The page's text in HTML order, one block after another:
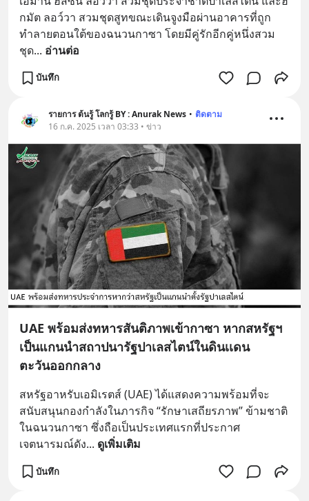
กมัต ลอว์วา สวมชุดสูทขณะเดินจูงมือผ่านอาคารที่ถูก
ทำลายตอนใต้ของฉนวนกาซา โดยมีคู่รักอีกคู่หนึ่งสวม
ชุด... อ่านต่อ
บันทึก
รายการ ต้นรู้ โลกรู้ BY : Anurak News • ติดตาม
16 ก.ค. 2025 เวลา 03:33 • ข่าว
UAE พร้อมส่งทหารสันติภาพเข้ากาซา หากสหรัฐฯ
เป็นแกนนำสถาปนารัฐปาเลสไตน์ในดินเเดน
ตะวันออกกลาง
สหรัฐอาหรับเอมิเรตส์ (UAE) ได้แสดงความพร้อมที่จะ
สนับสนุนกองกำลังในภารกิจ “รักษาเสถียรภาพ” ข้ามชาติ
ในฉนวนกาซา ซึ่งถือเป็นประเทศแรกที่ประกาศ
เจตนารมณ์ดัง... ดูเพิ่มเติม
บันทึก